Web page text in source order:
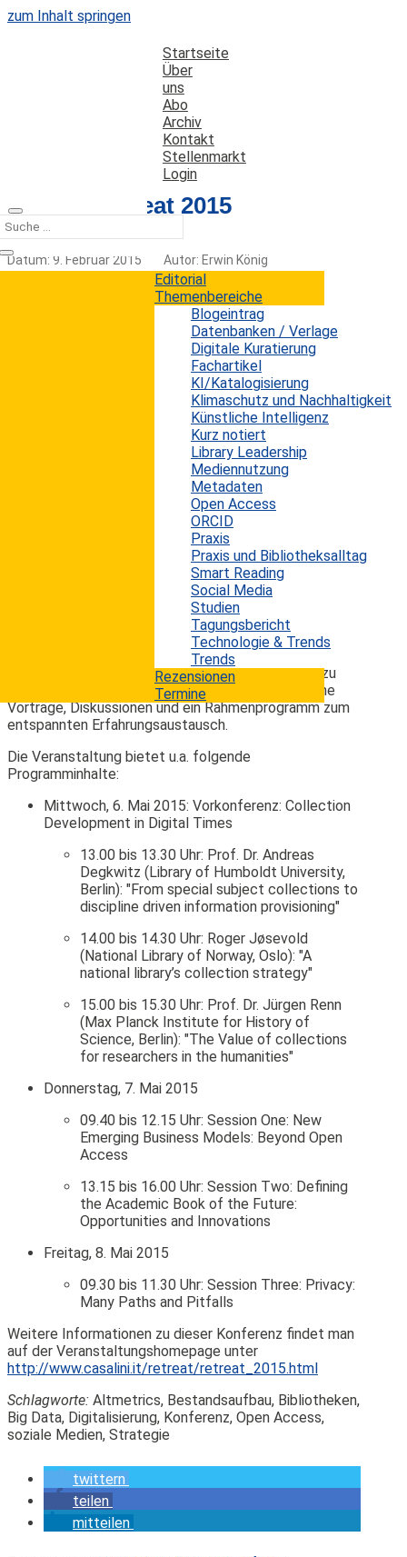
zum Inhalt springen
Startseite
Über
uns
Abo
Archiv
Kontakt
Stellenmarkt
Login
Editorial
Themenbereiche
Blogeintrag
Datenbanken / Verlage
Digitale Kuratierung
Fachartikel
KI/Katalogisierung
Klimaschutz und Nachhaltigkeit
Künstliche Intelligenz
Kurz notiert
Library Leadership
Mediennutzung
Metadaten
Open Access
ORCID
Praxis
Praxis und Bibliotheksalltag
Smart Reading
Social Media
Studien
Tagungsbericht
Technologie & Trends
Trends
Rezensionen
Termine
Fiesole Retreat 2015
Datum: 9. Februar 2015
Autor: Erwin König
Vom 6. bis 8. Mai 2015 findet in Berlin die 17. Fiesole
Retreat-Konferenz statt. Die von Casalini Libri und der
Humboldt Universitätsbibliothek organisierte
Veranstaltung widmet sich den Zukunftsaussichten
von Bibliotheken, dem Verlagswesen, dem
Bestandsaufbau und der Wissenschaft. Das diesjährige
Konferenz-Motto lautet "Competing in the Digital
Space: Evolving Roles for Libraries and Publishers". Die
digitale Revolution hat die bestehenden Spielregeln
komplett verändert, und kaum irgendwo anders ist dies
mehr zu spüren als in der Verlags- und Bibliothekswelt.
Welche Möglichkeiten und neue Geschäftsmodelle
gibt es für Bibliotheken, auf diesen Wandel zu
reagieren? Wie sieht das Buch der Zukunft aus? Wie
können qualitativ-hochwertige Wissenschaftsbeiträge
öffentlich zugänglich gemacht werden? Wie kann die
Privatsphäre bewahrt werden? Wo passen Verlage und
Informationsspezialisten in diese digitalen Landschaft
hinein und wie können sie ihren Wert erhalten? Die
Konferenz versucht, auf diese Fragen Antworten zu
liefern. Dazu bietet die Veranstaltung verschiedene
Vorträge, Diskussionen und ein Rahmenprogramm zum
entspannten Erfahrungsaustausch.
Die Veranstaltung bietet u.a. folgende
Programminhalte:
Mittwoch, 6. Mai 2015: Vorkonferenz: Collection
Development in Digital Times
13.00 bis 13.30 Uhr: Prof. Dr. Andreas
Degkwitz (Library of Humboldt University,
Berlin): "From special subject collections to
discipline driven information provisioning"
14.00 bis 14.30 Uhr: Roger Jøsevold
(National Library of Norway, Oslo): "A
national library’s collection strategy"
15.00 bis 15.30 Uhr: Prof. Dr. Jürgen Renn
(Max Planck Institute for History of
Science, Berlin): "The Value of collections
for researchers in the humanities"
Donnerstag, 7. Mai 2015
09.40 bis 12.15 Uhr: Session One: New
Emerging Business Models: Beyond Open
Access
13.15 bis 16.00 Uhr: Session Two: Defining
the Academic Book of the Future:
Opportunities and Innovations
Freitag, 8. Mai 2015
09.30 bis 11.30 Uhr: Session Three: Privacy:
Many Paths and Pitfalls
Weitere Informationen zu dieser Konferenz findet man
auf der Veranstaltungshomepage unter
http://www.casalini.it/retreat/retreat_2015.html
Schlagworte: Altmetrics, Bestandsaufbau, Bibliotheken,
Big Data, Digitalisierung, Konferenz, Open Access,
soziale Medien, Strategie
twittern
teilen
mitteilen